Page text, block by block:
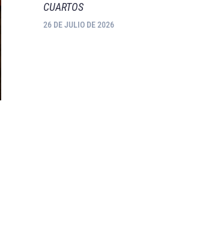
CUARTOS
26 DE JULIO DE 2026